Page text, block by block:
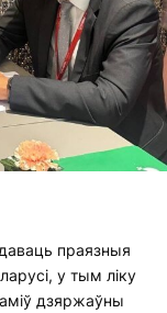
праязныя
у тым ліку
дзяржаўны